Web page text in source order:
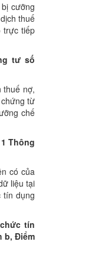
cưỡng
thuế
trực tiếp
tư số
thuế nợ,
từ
chế
Thông
có của
liệu tại
tín dụng
tín
b, Điểm